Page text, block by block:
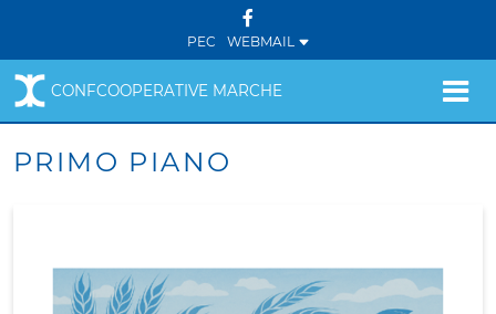
PEC WEBMAIL
CONFCOOPERATIVE MARCHE
PRIMO PIANO